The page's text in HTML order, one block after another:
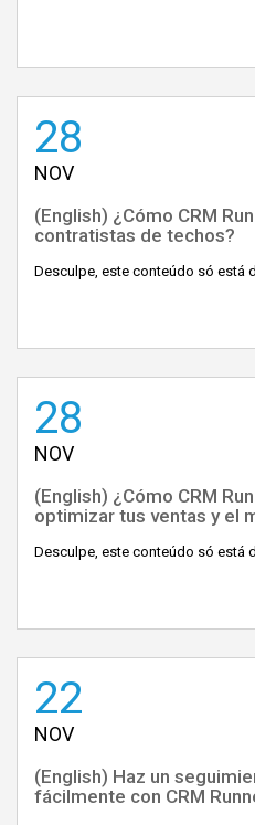
28
NOV
(English) ¿Cómo CRM
contratistas de techos?
Desculpe, este conteúdo só está
28
NOV
(English) ¿Cómo CRM
optimizar tus ventas y el
Desculpe, este conteúdo só está
22
NOV
(English) Haz un
fácilmente con CRM